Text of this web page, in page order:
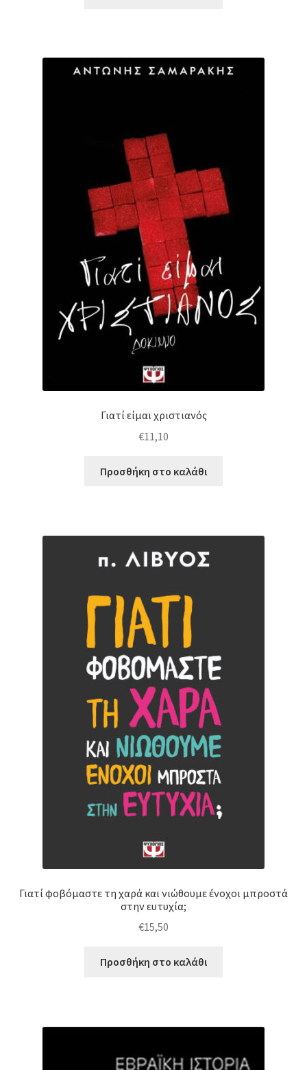
Γιατί είμαι χριστιανός
€11,10
Προσθήκη στο καλάθι
Γιατί φοβόμαστε τη χαρά και νιώθουμε ένοχοι μπροστά
στην ευτυχία;
€15,50
Προσθήκη στο καλάθι